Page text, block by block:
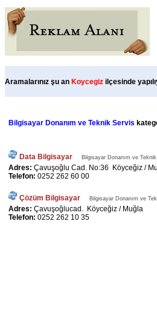
Aramalarınız şu an Koycegiz ilçesinde
Bilgisayar Donanım ve Teknik Servis
Data Bilgisayar Bilgisayar Donanım ve
Adres: Çavuşoğlu Cad. No:36 Köyceğiz /
Telefon: 0252 262 60 00
Çözüm Bilgisayar Bilgisayar Donanım ve
Adres: Çavuşoğlucad. Köyceğiz / Muğla
Telefon: 0252 262 10 35